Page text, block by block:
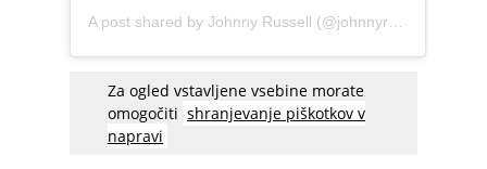
Za ogled vstavljene vsebine morate
omogočiti shranjevanje piškotkov v
napravi